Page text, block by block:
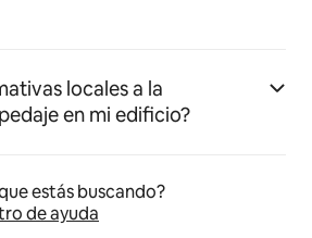
locales a la
en mi edificio?
estás buscando?
de ayuda